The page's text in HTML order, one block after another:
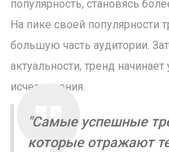
популярность, становясь
На пике своей популярности
большую часть аудитории.
актуальности, тренд начинает
исчезновения.
"Самые успешные
которые отражают